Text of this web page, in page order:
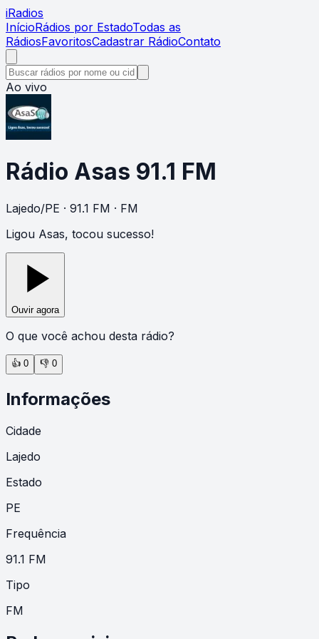
iRadios
InícioRádios por EstadoTodas as
RádiosFavoritosCadastrar RádioContato
Ao vivo
Rádio Asas 91.1 FM
Lajedo/PE · 91.1 FM · FM
Ligou Asas, tocou sucesso!
Ouvir agora
O que você achou desta rádio?
👍 0 👎 0
Informações
Cidade
Lajedo
Estado
PE
Frequência
91.1 FM
Tipo
FM